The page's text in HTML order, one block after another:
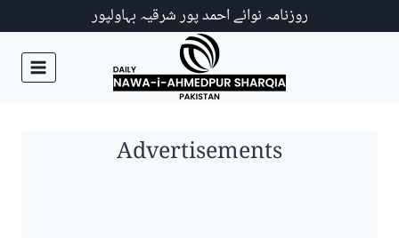
روزنامہ نوائے احمد پور شرقیہ بہاولپور
Advertisements